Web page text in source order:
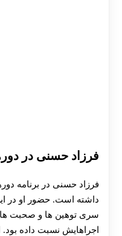
فرزاد حسنی در
فرزاد حسنی در برنامه
داشته است. حضور او در
سری توهین ها و صحبت
اجراهایش نسبت داده بود.